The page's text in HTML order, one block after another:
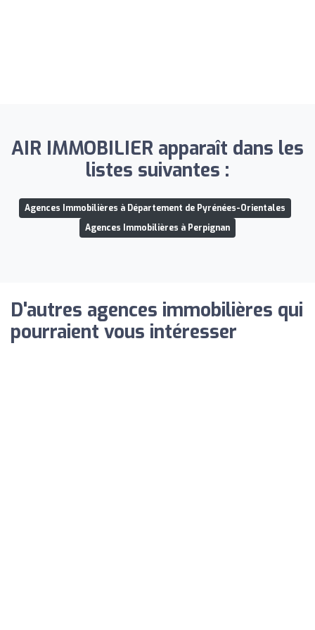
AIR IMMOBILIER apparaît dans les
listes suivantes :
Agences Immobilières à Département de Pyrénées-Orientales
Agences Immobilières à Perpignan
D'autres agences immobilières qui
pourraient vous intéresser